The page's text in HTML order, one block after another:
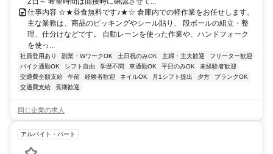
仕事内容 ☆★昼食無料です♪★☆ 倉庫内での軽作業をお任せします。
主な業務は、商品のピッキングやシール貼り、 段ボールの組立・整
理、仕分けなどです。 自動レーンを使った作業や、ハンドフォーク
を使っ...
社員登用あり 副業・WワークOK 土日祝のみOK 主婦・主夫歓迎
フリーター歓迎
バイク通勤OK
シフト自由 学歴不問 車通勤OK 平日のみOK
未経験者歓迎
交通費全額支給
午前 経験者歓迎 ネイルOK 月1シフト提出 夕方
ブランクOK
交通費支給
長期歓迎
同じ企業の求人
アルバイト・パート